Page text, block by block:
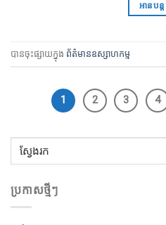
ប្រកាសថ្មីៗ
អានបន្ត
បានចុះផ្សាយក្នុង ព័ត៌មានឧស្សាហកម្ម
1 2 3 4